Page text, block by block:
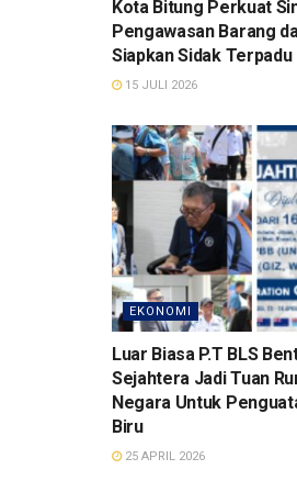
Kota Bitung Perkuat
Pengawasan Barang
Siapkan Sidak Terpadu
15 JULI 2026
EKONOMI
Luar Biasa P.T BLS
Sejahtera Jadi Tuan
Negara Untuk
Biru
25 APRIL 2026